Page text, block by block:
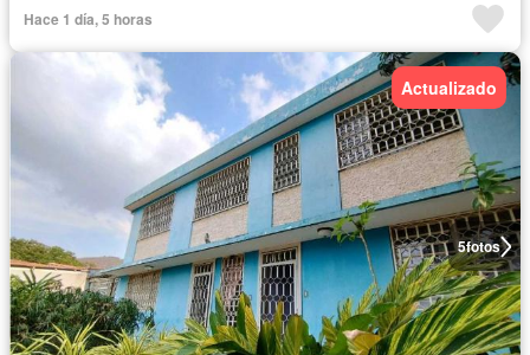
Hace 1 día, 5 horas
5fotos
Actualizado